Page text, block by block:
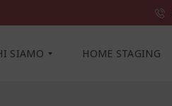
SIAMO HOME STAGING